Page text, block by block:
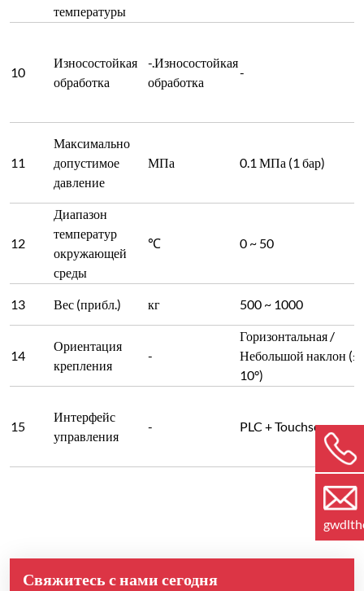
температуры
10
Износостойкая
обработка
-.Износостойкая
обработка
-
11
Максимально
допустимое
давление
МПа 0.1 МПа (1 бар)
12
Диапазон
температур
окружающей
среды
℃ 0 ~ 50
13 Вес (прибл.) кг 500 ~ 1000
14
Ориентация
крепления
-
Горизонтальная /
Небольшой наклон (≤
10°)
15
Интерфейс
управления
- PLC + Touchscreen
Свяжитесь с нами сегодня